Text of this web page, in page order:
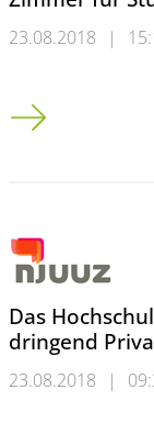
23.08.2018 |
Das Hochschul-
Das
dringend
23.08.2018 |